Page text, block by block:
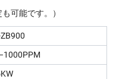
可能です。）